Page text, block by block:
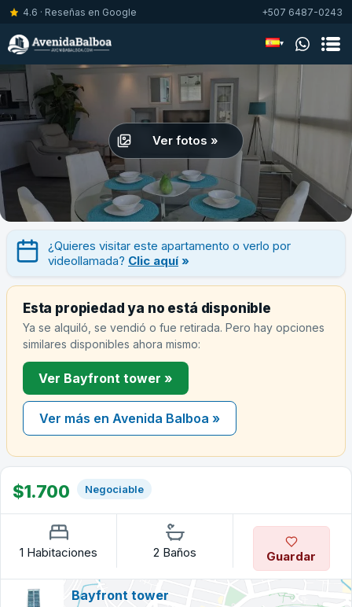
4.6 · Reseñas en Google +507 6487-0243
▾
Ver fotos »
¿Quieres visitar este apartamento o verlo por
videollamada? Clic aquí »
Esta propiedad ya no está disponible
Ya se alquiló, se vendió o fue retirada. Pero hay opciones
similares disponibles ahora mismo:
Ver Bayfront tower »
Ver más en Avenida Balboa »
$1.700 Negociable
1 Habitaciones 2 Baños Guardar
Bayfront tower